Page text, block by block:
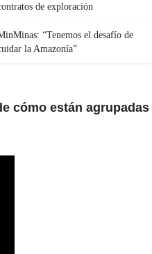
de exploración
“Tenemos el desafío de
la Amazonía”
cómo están agrupadas